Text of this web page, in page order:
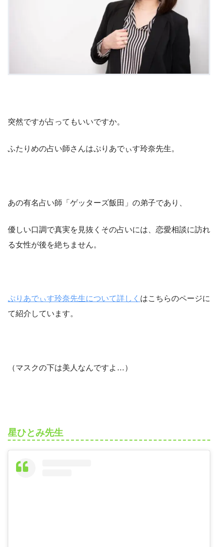
突然ですが占ってもいいですか。
ふたりめの占い師さんはぷりあでぃす玲奈先生。
あの有名占い師「ゲッターズ飯田」の弟子であり、
優しい口調で真実を見抜くその占いには、恋愛相談に訪れ
る女性が後を絶ちません。
ぷりあでぃす玲奈先生について詳しく はこちらのページに
て紹介しています。
（マスクの下は美人なんですよ…）
星ひとみ先生